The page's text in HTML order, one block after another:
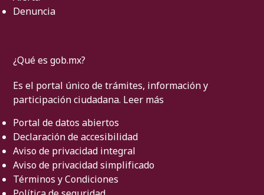
Denuncia
¿Qué es gob.mx?
Es el portal único de trámites, información y
participación ciudadana. Leer más
Portal de datos abiertos
Declaración de accesibilidad
Aviso de privacidad integral
Aviso de privacidad simplificado
Términos y Condiciones